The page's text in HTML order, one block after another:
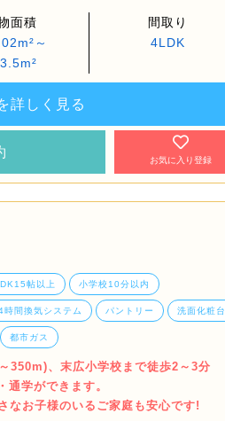
面積
～
間取り
4LDK
詳しく見る
お気に入り登録
帖以上 小学校10分以内
時間換気システム パントリー 洗面化粧台
都市ガス
350m)、末広小学校まで徒歩2～3分
学ができます。
なお子様のいるご家庭も安心です!